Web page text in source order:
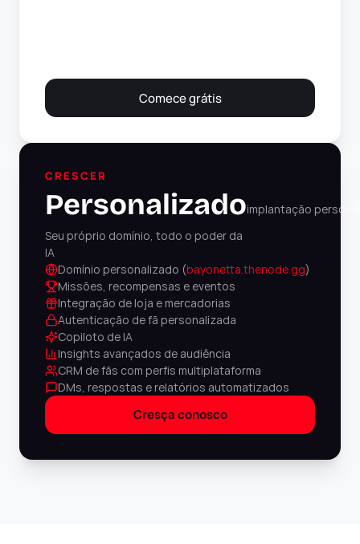
Comece grátis
CRESCER
Personalizadoimplantação
Seu próprio domínio, todo o poder da
IA
Domínio personalizado (bayonetta.thenode.gg)
Missões, recompensas e eventos
Integração de loja e mercadorias
Autenticação de fã personalizada
Copiloto de IA
Insights avançados de audiência
CRM de fãs com perfis multiplataforma
DMs, respostas e relatórios automatizados
Cresça conosco